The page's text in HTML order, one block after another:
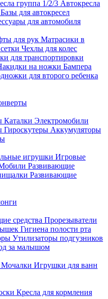
группа 1/2/3 Автокресла
Базы для автокресел
для автомобиля
для рук Матрасики в
Чехлы для колес
для транспортировки
на ножки Бампера
для второго ребенка
Каталки Электромобили
Гироскутеры Аккумуляторы
игрушки Игровые
Развивающие
Развивающие
средства Прорезыватели
Гигиена полости рта
Утилизаторы подгузников
за малышом
Мочалки Игрушки для ванн
Кресла для кормления